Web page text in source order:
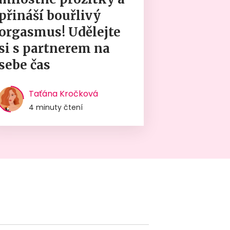
bouřlivý
Udělejte
s partnerem na
čas
Taťána Kročková
4 minuty čtení